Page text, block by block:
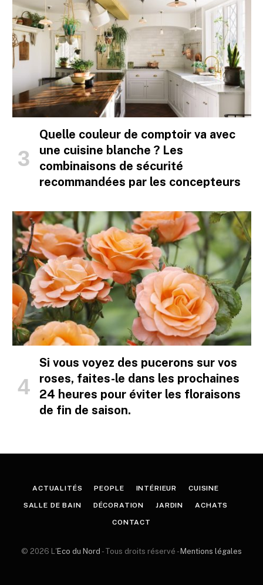
Quelle couleur de comptoir va avec
une cuisine blanche ? Les
combinaisons de sécurité
recommandées par les concepteurs
Si vous voyez des pucerons sur vos
roses, faites-le dans les prochaines
24 heures pour éviter les floraisons
de fin de saison.
ACTUALITÉS PEOPLE INTÉRIEUR CUISINE
SALLE DE BAIN DÉCORATION JARDIN ACHATS
CONTACT
© 2026 L'Eco du Nord - Tous droits réservé - Mentions légales